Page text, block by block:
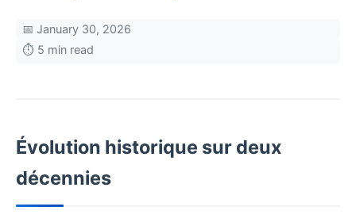
📅 January 30, 2026
⏱️ 5 min read
Évolution historique sur deux
décennies